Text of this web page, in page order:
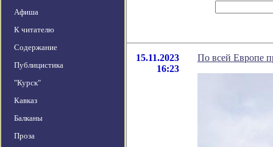
Афиша
К читателю
Содержание
Публицистика
"Курск"
Кавказ
Балканы
Проза
15.11.2023
16:23
По всей Европе